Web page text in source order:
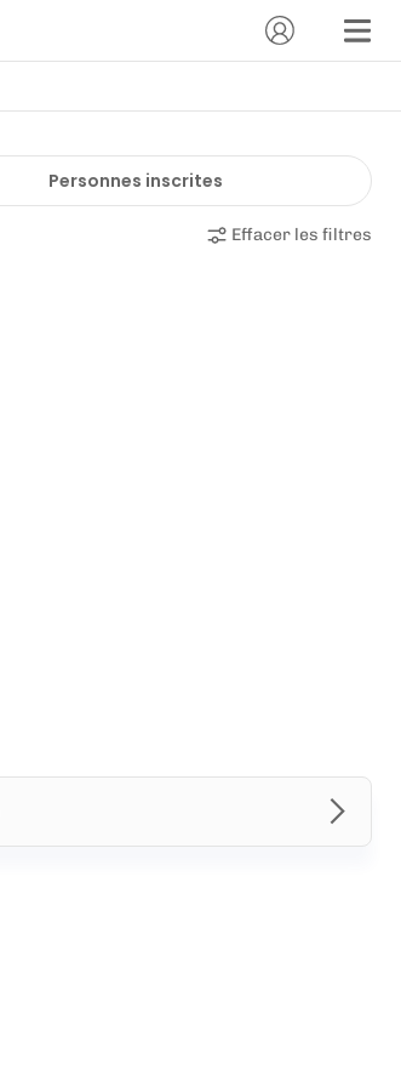
Personnes inscrites
Effacer les filtres